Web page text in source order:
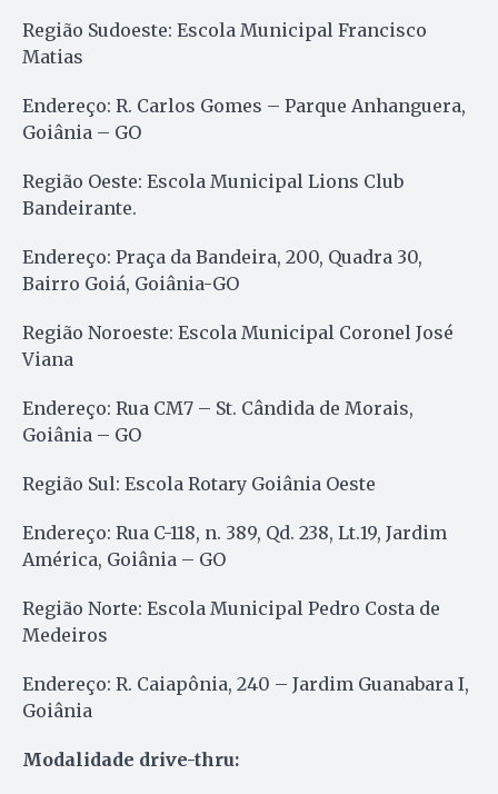
Região Sudoeste: Escola Municipal Francisco
Matias
Endereço: R. Carlos Gomes – Parque Anhanguera,
Goiânia – GO
Região Oeste: Escola Municipal Lions Club
Bandeirante.
Endereço: Praça da Bandeira, 200, Quadra 30,
Bairro Goiá, Goiânia-GO
Região Noroeste: Escola Municipal Coronel José
Viana
Endereço: Rua CM7 – St. Cândida de Morais,
Goiânia – GO
Região Sul: Escola Rotary Goiânia Oeste
Endereço: Rua C-118, n. 389, Qd. 238, Lt.19, Jardim
América, Goiânia – GO
Região Norte: Escola Municipal Pedro Costa de
Medeiros
Endereço: R. Caiapônia, 240 – Jardim Guanabara I,
Goiânia
Modalidade drive-thru: